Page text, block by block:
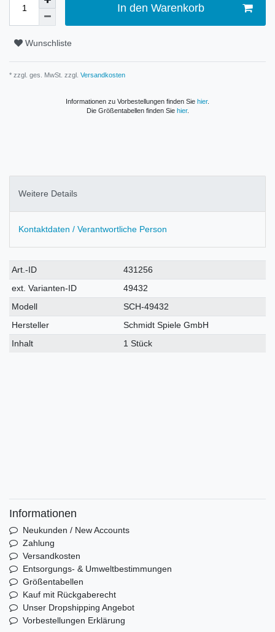
In den Warenkorb
Wunschliste
* zzgl. ges. MwSt. zzgl. Versandkosten
Informationen zu Vorbestellungen finden Sie hier.
Die Größentabellen finden Sie hier.
Weitere Details
Kontaktdaten / Verantwortliche Person
Technisches
Merkmal
Wert
Art.-ID
431256
ext. Varianten-ID
49432
Modell
SCH-49432
Hersteller
Schmidt Spiele GmbH
Inhalt
1 Stück
Informationen
Neukunden / New Accounts
Zahlung
Versandkosten
Entsorgungs- & Umweltbestimmungen
Größentabellen
Kauf mit Rückgaberecht
Unser Dropshipping Angebot
Vorbestellungen Erklärung